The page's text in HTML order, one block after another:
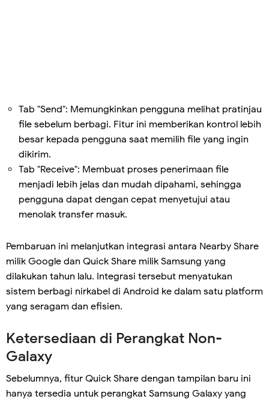
Tab "Send": Memungkinkan pengguna melihat pratinjau
file sebelum berbagi. Fitur ini memberikan kontrol lebih
besar kepada pengguna saat memilih file yang ingin
dikirim.
Tab "Receive": Membuat proses penerimaan file
menjadi lebih jelas dan mudah dipahami, sehingga
pengguna dapat dengan cepat menyetujui atau
menolak transfer masuk.
Pembaruan ini melanjutkan integrasi antara Nearby Share
milik Google dan Quick Share milik Samsung yang
dilakukan tahun lalu. Integrasi tersebut menyatukan
sistem berbagi nirkabel di Android ke dalam satu platform
yang seragam dan efisien.
Ketersediaan di Perangkat Non-
Galaxy
Sebelumnya, fitur Quick Share dengan tampilan baru ini
hanya tersedia untuk perangkat Samsung Galaxy yang